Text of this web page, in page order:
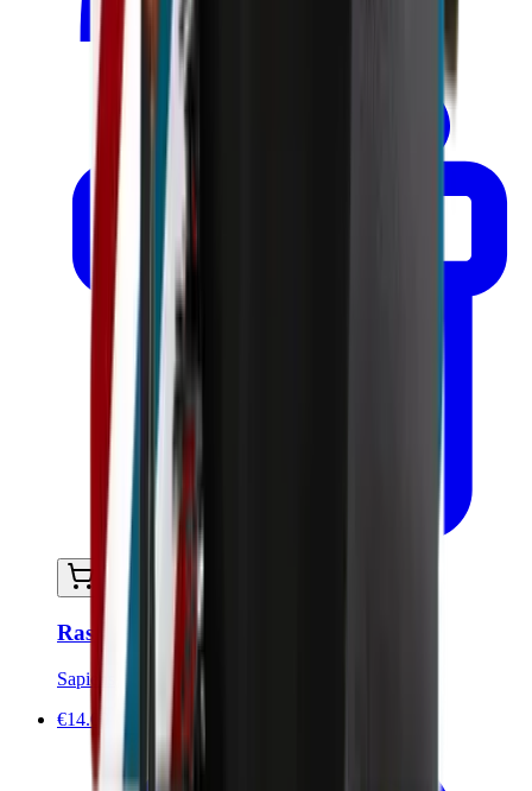
Ajouter au panier
Rasoir droit - Wood Edition
Sapiens
€14.00